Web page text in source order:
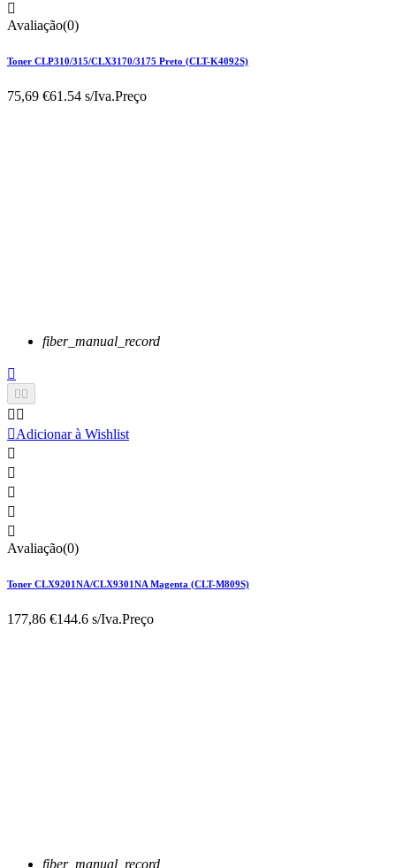

Avaliação(0)
Toner CLP310/315/CLX3170/3175 Preto (CLT-K4092S)
75,69 €61.54 s/Iva.Preço
fiber_manual_record

 
 
Adicionar à Wishlist





Avaliação(0)
Toner CLX9201NA/CLX9301NA Magenta (CLT-M809S)
177,86 €144.6 s/Iva.Preço
fiber_manual_record